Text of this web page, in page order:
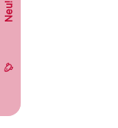
Neu!